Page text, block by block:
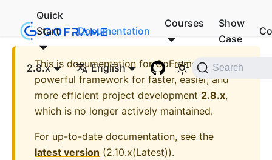
Quick
Start
Documentation
Courses
Show
Case
2.8.x English Search
This is documentation forGoFrame - A
powerful framework for faster, easier, and
more efficient project development 2.8.x,
which is no longer actively maintained.
For up-to-date documentation, see the
latest version (2.10.x(Latest)).